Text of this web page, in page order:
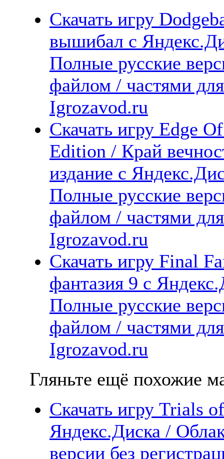
Скачать игру
вышибал с
Полные русские
файлом / частями
Igrozavod.ru
Скачать игру Edge
Edition / Край
издание с
Полные русские
файлом / частями
Igrozavod.ru
Скачать игру Final
фантазия 9 с
Полные русские
файлом / частями
Igrozavod.ru
Гляньте ещё похожие
Скачать игру Trials
Яндекс.Диска /
версии без